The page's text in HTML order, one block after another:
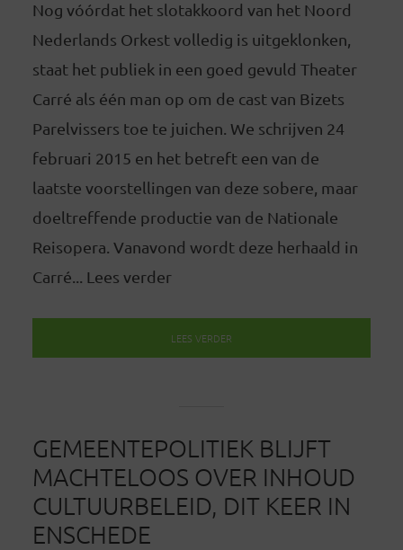
Nog vóórdat het slotakkoord van het Noord
Nederlands Orkest volledig is uitgeklonken,
staat het publiek in een goed gevuld Theater
Carré als één man op om de cast van Bizets
Parelvissers toe te juichen. We schrijven 24
februari 2015 en het betreft een van de
laatste voorstellingen van deze sobere, maar
doeltreffende productie van de Nationale
Reisopera. Vanavond wordt deze herhaald in
Carré... Lees verder
LEES VERDER
GEMEENTEPOLITIEK BLIJFT
MACHTELOOS OVER INHOUD
CULTUURBELEID, DIT KEER IN
ENSCHEDE